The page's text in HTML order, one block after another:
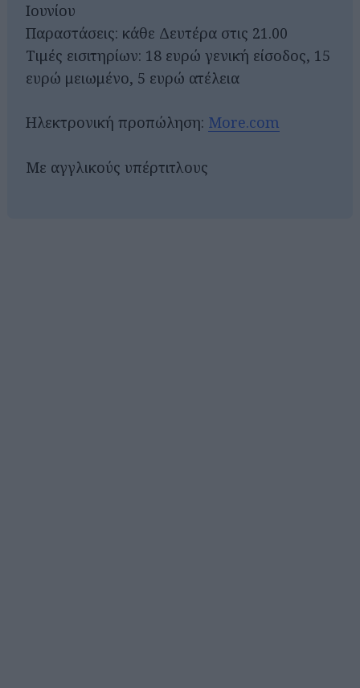
Ιουνίου
Παραστάσεις: κάθε Δευτέρα στις 21.00
Τιμές εισιτηρίων: 18 ευρώ γενική είσοδος, 15
ευρώ μειωμένο, 5 ευρώ ατέλεια
Ηλεκτρονική προπώληση: More.com
Mε αγγλικούς υπέρτιτλους